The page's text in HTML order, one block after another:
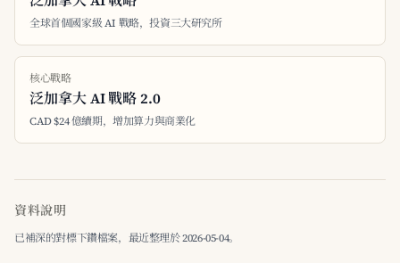
全球首個國家級 AI 戰略，投資三大研究所
核心戰略
泛加拿大 AI 戰略 2.0
CAD $24 億續期，增加算力與商業化
資料說明
已補深的對標下鑽檔案，最近整理於 2026-05-04。